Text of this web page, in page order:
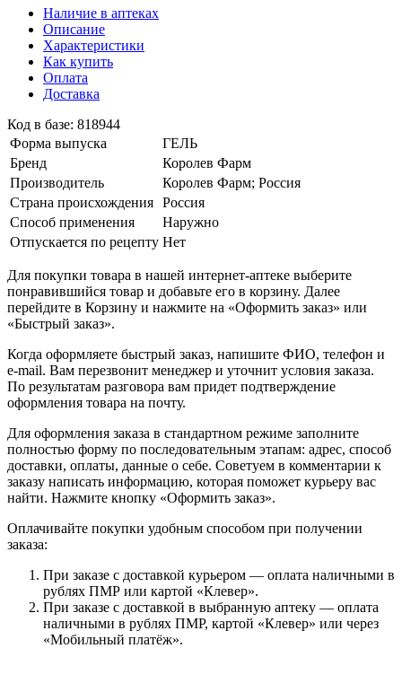
Наличие в аптеках
Описание
Характеристики
Как купить
Оплата
Доставка
Код в базе: 818944
Форма выпуска
ГЕЛЬ
Бренд
Королев Фарм
Производитель
Королев Фарм; Россия
Страна происхождения Россия
Способ применения
Наружно
Отпускается по рецепту Нет
Для покупки товара в нашей интернет-аптеке выберите
понравившийся товар и добавьте его в корзину. Далее
перейдите в Корзину и нажмите на «Оформить заказ» или
«Быстрый заказ».
Когда оформляете быстрый заказ, напишите ФИО, телефон и
e-mail. Вам перезвонит менеджер и уточнит условия заказа.
По результатам разговора вам придет подтверждение
оформления товара на почту.
Для оформления заказа в стандартном режиме заполните
полностью форму по последовательным этапам: адрес, способ
доставки, оплаты, данные о себе. Советуем в комментарии к
заказу написать информацию, которая поможет курьеру вас
найти. Нажмите кнопку «Оформить заказ».
Оплачивайте покупки удобным способом при получении
заказа:
При заказе с доставкой курьером — оплата наличными в
рублях ПМР или картой «Клевер».
При заказе с доставкой в выбранную аптеку — оплата
наличными в рублях ПМР, картой «Клевер» или через
«Мобильный платёж».